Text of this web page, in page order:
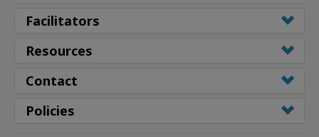
Facilitators
Resources
Contact
Policies